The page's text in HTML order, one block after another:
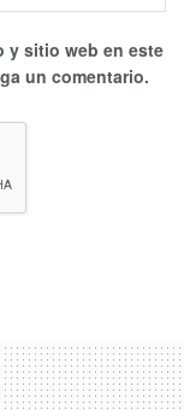
y sitio web en este
un comentario.